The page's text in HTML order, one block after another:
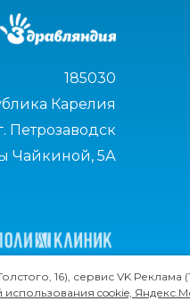
185030
Карелия
Петрозаводск
Чайкиной, 5А
16), сервис VK Реклама
использования cookie,